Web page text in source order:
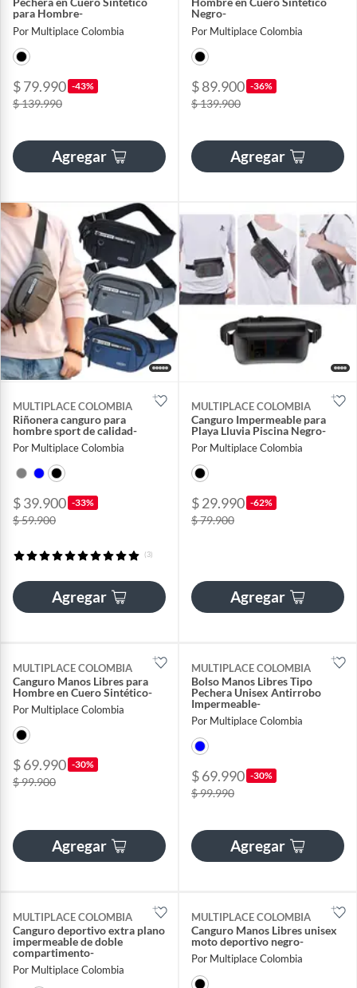
para Hombre-
Por Multiplace Colombia
$ 79.990 -43%
$ 139.990
Agregar
Negro-
Por Multiplace Colombia
$ 89.900 -36%
$ 139.900
Agregar
MULTIPLACE COLOMBIA
Riñonera canguro para
hombre sport de calidad-
Por Multiplace Colombia
$ 39.900 -33%
$ 59.900
(3)
Agregar
MULTIPLACE COLOMBIA
Canguro Impermeable para
Playa Lluvia Piscina Negro-
Por Multiplace Colombia
$ 29.990 -62%
$ 79.900
Agregar
MULTIPLACE COLOMBIA
Canguro Manos Libres para
Hombre en Cuero Sintético-
Por Multiplace Colombia
$ 69.990 -30%
$ 99.900
Agregar
MULTIPLACE COLOMBIA
Bolso Manos Libres Tipo
Pechera Unisex Antirrobo
Impermeable-
Por Multiplace Colombia
$ 69.990 -30%
$ 99.990
Agregar
MULTIPLACE COLOMBIA
Canguro deportivo extra plano
impermeable de doble
compartimento-
Por Multiplace Colombia
MULTIPLACE COLOMBIA
Canguro Manos Libres unisex
moto deportivo negro-
Por Multiplace Colombia